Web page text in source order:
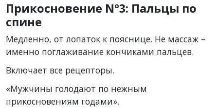
Прикосновение Nº3: Пальцы по
спине
Медленно, от лопаток к пояснице. Не массаж –
именно поглаживание кончиками пальцев.
Включает все рецепторы.
«Мужчины голодают по нежным
прикосновениям годами».